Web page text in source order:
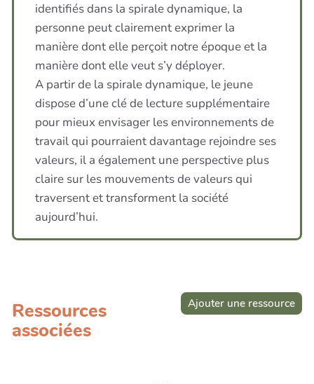
identifiés dans la spirale dynamique, la
personne peut clairement exprimer la
manière dont elle perçoit notre époque et la
manière dont elle veut s’y déployer.
A partir de la spirale dynamique, le jeune
dispose d’une clé de lecture supplémentaire
pour mieux envisager les environnements de
travail qui pourraient davantage rejoindre ses
valeurs, il a également une perspective plus
claire sur les mouvements de valeurs qui
traversent et transforment la société
aujourd’hui.
Ajouter une ressource
Ressources
associées